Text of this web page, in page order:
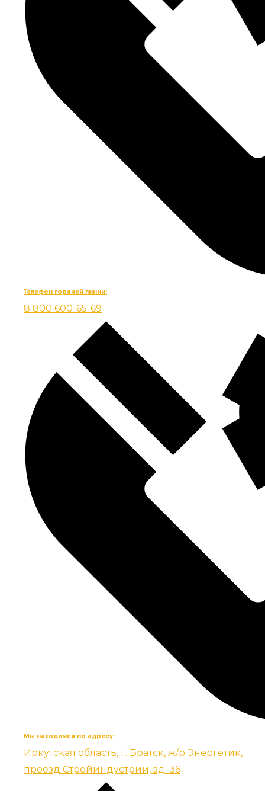
Телефон горячей линии:
8 800 600-65-69
Мы находимся по адресу:
Иркутская область, г. Братск, ж/р Энергетик,
проезд Стройиндустрии, зд. 36